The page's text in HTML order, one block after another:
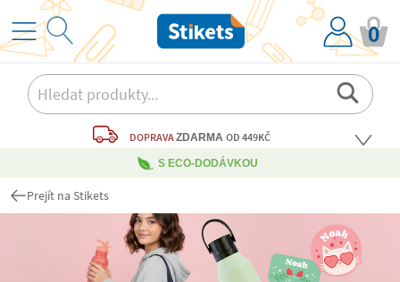
0
DOPRAVAZDARMAOD 449KČ
S ECO-DODÁVKOU
Prejít na Stikets